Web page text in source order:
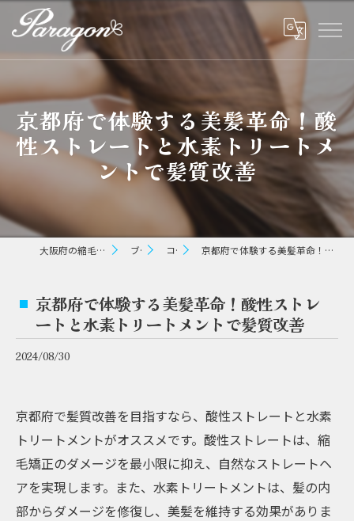
京都府で体験する美髪革命！酸
性ストレートと水素トリートメ
ントで髪質改善
大阪府の縮毛矯正ならパラゴン ヘアー ブログ コラム 京都府で体験する美髪革命！酸性ストレートと水素トリートメントで髪質改善
京都府で体験する美髪革命！酸性ストレ
ートと水素トリートメントで髪質改善
2024/08/30
京都府で髪質改善を目指すなら、酸性ストレートと水素
トリートメントがオススメです。酸性ストレートは、縮
毛矯正のダメージを最小限に抑え、自然なストレートヘ
アを実現します。また、水素トリートメントは、髪の内
部からダメージを修復し、美髪を維持する効果がありま